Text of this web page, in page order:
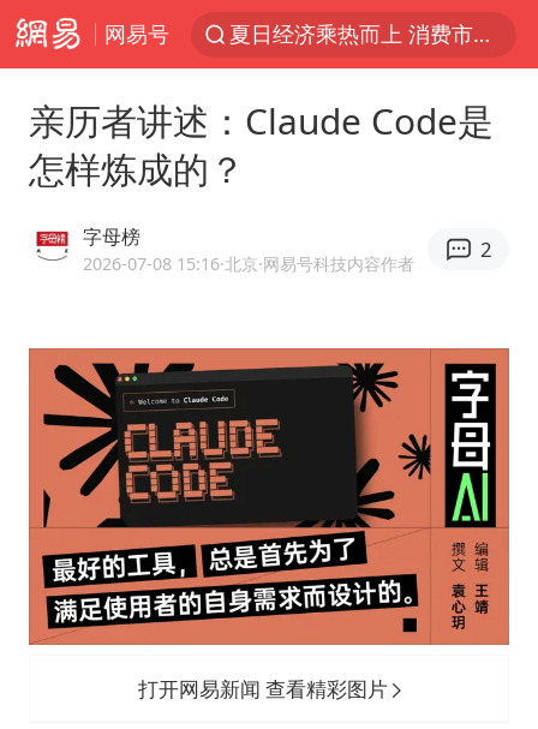
网易号
夏日经济乘热而上 消费市场向新而行
于东来回应胖东来近25年老店年底关闭
以拒绝“和平委员会”的加沙和平计划
独闯南太行的失联女生最后轨迹已确认
央视新主播李秋莹母校发文祝贺
上门女婿出轨女邻居多年被判重婚罪
上海全力守护市民“菜篮子”
暑期研学游升温 在旅途中增长知识
猫咪过火把节被抹成黑猫
BLG经理辟谣Bin离队
亲历者讲述：Claude Code是
怎样炼成的？
字母榜
2026-07-08 15:16·北京·网易号科技内容作者
2
打开网易新闻 查看精彩图片